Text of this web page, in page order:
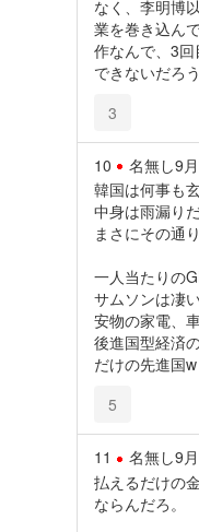
なく、李明博
業を巻き込ん
作なんで、3
できないだろう
3
10 名無し9
韓国は何事も
中身は雨漏り
まさにその通
一人当たりの
サムソンは凄
安物の家電、
後進国型経済
だけの先進国w
5
11 名無し9
払えるだけの
ならんだろ。